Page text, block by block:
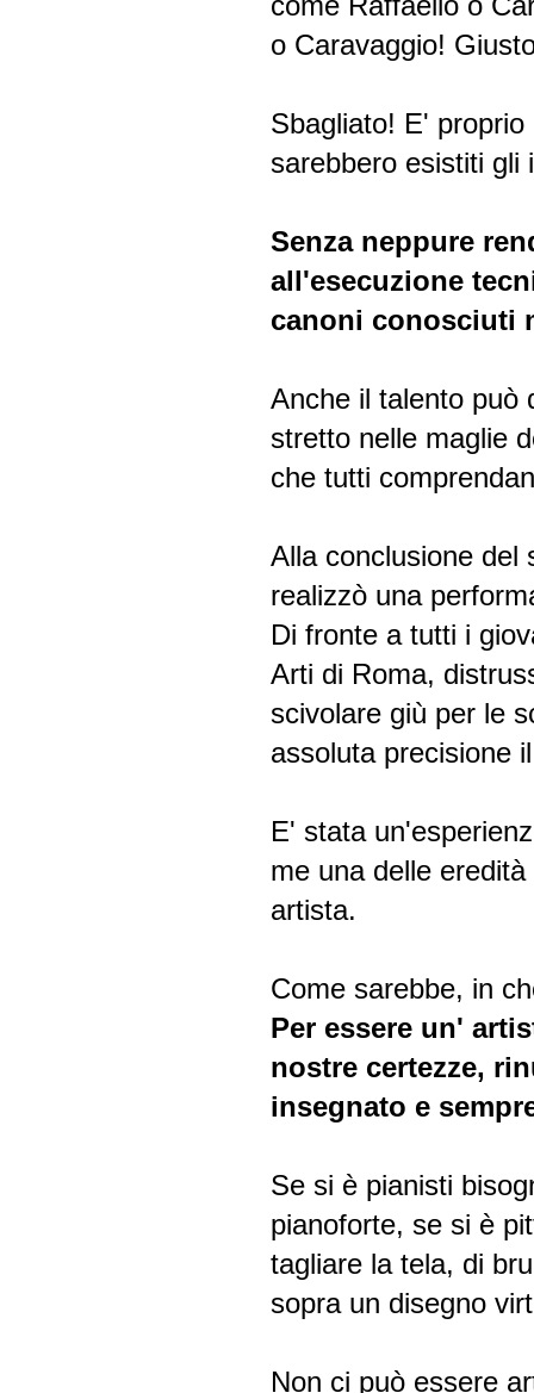
o Caravaggio!
Sbagliato! E'
sarebbero esistiti gli
Senza neppure
all'esecuzione
canoni conosciuti
Anche il talento può
stretto nelle maglie
che tutti
Alla conclusione del
realizzò una
Di fronte a tutti i
Arti di Roma,
scivolare giù per le
assoluta precisione
E' stata
me una delle
artista.
Come sarebbe, in
Per essere un'
nostre certezze,
insegnato e
Se si è pianisti
pianoforte, se si è
tagliare la tela, di
sopra un disegno
Non ci può essere